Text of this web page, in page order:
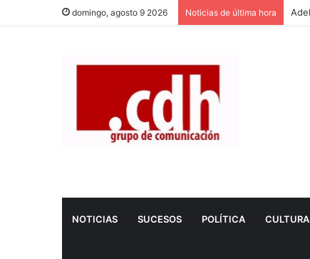
domingo, agosto 9 2026 Noticias de última hora
NOTICIAS SUCESOS POLÍTICA CULTURA